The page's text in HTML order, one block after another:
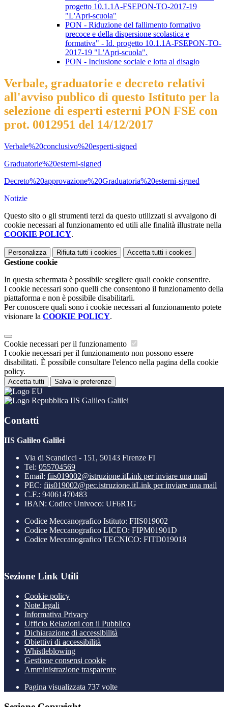
progetto 10.1.1A-FSEPON-TO-2017-19
"L'Apri-scuola"
PON - Riduzione del fallimento formativo
precoce e della dispersione scolastica e
formativa" - Id. progetto 10.1.1A-FSEPON-TO-
2017-19 "L'Apri-scuola".
PON - Inclusione sociale e lotta al disagio
Verbale, graduatorie e decreto relativi
all'avviso publico di questo Istituto per la
selezione di esperti esterni PON FSE con
prot. 0012951 del 14/12/2017
Verbale%20conclusivo%20esperti-signed
Graduatorie%20esterni-signed
Decreto%20approvazione%20Graduatoria%20esterni-signed
Notizie
Questo sito o gli strumenti terzi da questo utilizzati si avvalgono di
cookie necessari al funzionamento ed utili alle finalità illustrate nella
COOKIE POLICY.
Personalizza Rifiuta tutti i cookies Accetta tutti i cookies
Gestione cookie
In questa schermata è possibile scegliere quali cookie consentire.
I cookie necessari sono quelli che consentono il funzionamento della
piattaforma e non è possibile disabilitarli.
Per conoscere quali sono i cookie necessari al funzionamento potete
visionare la COOKIE POLICY.
Cookie necessari per il funzionamento
I cookie necessari per il funzionamento non possono essere
disabilitati. È possibile consultare l'elenco nella pagina della cookie
policy.
Accetta tutti Salva le preferenze
IIS Galileo Galilei
Contatti
IIS Galileo Galilei
Via di Scandicci - 151, 50143 Firenze FI
Tel: 055704569
Email: fiis019002@istruzione.itLink per inviare una mail
PEC: fiis019002@pec.istruzione.itLink per inviare una mail
C.F.: 94061470483
IBAN: Codice Univoco: UF6R1G
Codice Meccanografico Istituto: FIIS019002
Codice Meccanografico LICEO: FIPM01901D
Codice Meccanografico TECNICO: FITD019018
Sezione Link Utili
Cookie policy
Note legali
Informativa Privacy
Ufficio Relazioni con il Pubblico
Dichiarazione di accessibilità
Obiettivi di accessibilità
Whistleblowing
Gestione consensi cookie
Amministrazione trasparente
Pagina visualizzata 737 volte